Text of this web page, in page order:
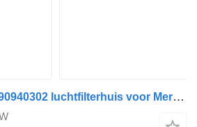
Mann+Hummel A0190940302 luchtfilterhuis voor Mercedes-Benz Actros MP4, Antos, Arocs trekker